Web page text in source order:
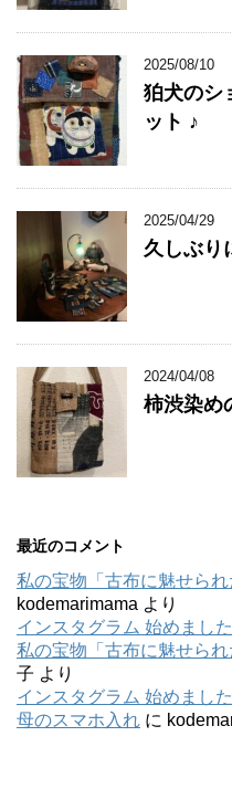
2025/08/10
狛犬のシ
ット ♪
2025/04/29
久しぶり
2024/04/08
柿渋染め
最近のコメント
私の宝物「古布に魅せられ
kodemarimama より
インスタグラム 始めまし
私の宝物「古布に魅せられ
子 より
インスタグラム 始めまし
母のスマホ入れ に